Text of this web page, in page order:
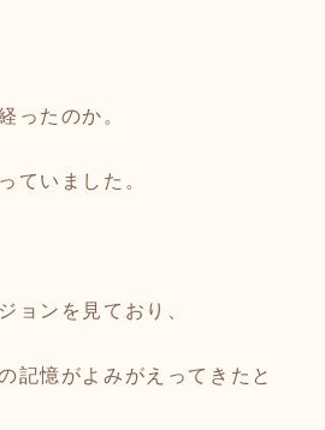
ったのか。
ていました。
ョンを見ており、
記憶がよみがえってきたと